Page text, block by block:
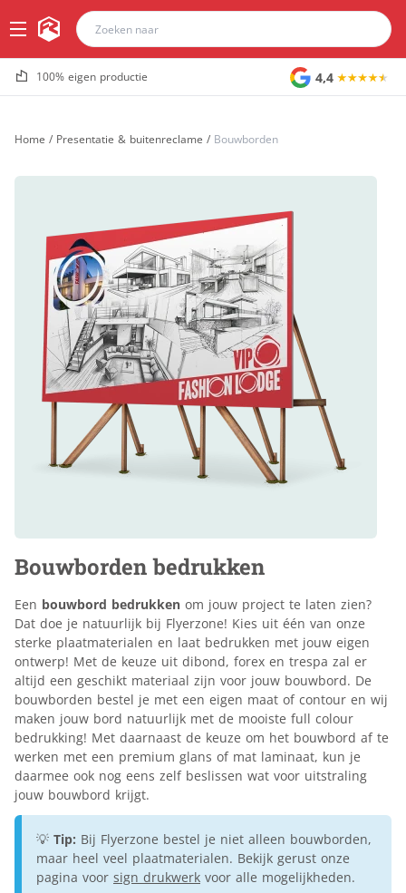
100% eigen productie 4,4
Home / Presentatie & buitenreclame / Bouwborden
Bouwborden bedrukken
Een bouwbord bedrukken om jouw project te laten zien?
Dat doe je natuurlijk bij Flyerzone! Kies uit één van onze
sterke plaatmaterialen en laat bedrukken met jouw eigen
ontwerp! Met de keuze uit dibond, forex en trespa zal er
altijd een geschikt materiaal zijn voor jouw bouwbord. De
bouwborden bestel je met een eigen maat of contour en wij
maken jouw bord natuurlijk met de mooiste full colour
bedrukking! Met daarnaast de keuze om het bouwbord af te
werken met een premium glans of mat laminaat, kun je
daarmee ook nog eens zelf beslissen wat voor uitstraling
jouw bouwbord krijgt.
💡 Tip: Bij Flyerzone bestel je niet alleen bouwborden,
maar heel veel plaatmaterialen. Bekijk gerust onze
pagina voor sign drukwerk voor alle mogelijkheden.